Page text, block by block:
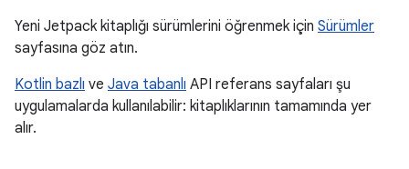
Yeni Jetpack kitaplığı sürümlerini öğrenmek için Sürümler
sayfasına göz atın.
Kotlin bazlı ve Java tabanlı API referans sayfaları şu
uygulamalarda kullanılabilir: kitaplıklarının tamamında yer
alır.